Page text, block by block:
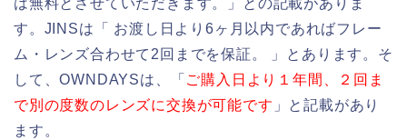
は無料とさせていただきます。」との記載がありま
す。JINSは「 お渡し日より6ヶ月以内であればフレー
ム・レンズ合わせて2回までを保証。 」とあります。そ
して、OWNDAYSは、「 ご購入日より１年間、２回ま
で別の度数のレンズに交換が可能です 」と記載があり
ます。